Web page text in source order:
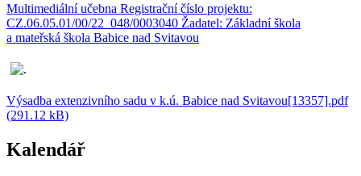
Multimediální učebna Registrační číslo projektu:
CZ.06.05.01/00/22_048/0003040 Žadatel: Základní škola
a mateřská škola Babice nad Svitavou
Výsadba extenzivního sadu v k.ú. Babice nad Svitavou[13357].pdf
(291.12 kB)
Kalendář